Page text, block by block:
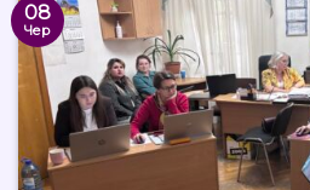
08
Чер